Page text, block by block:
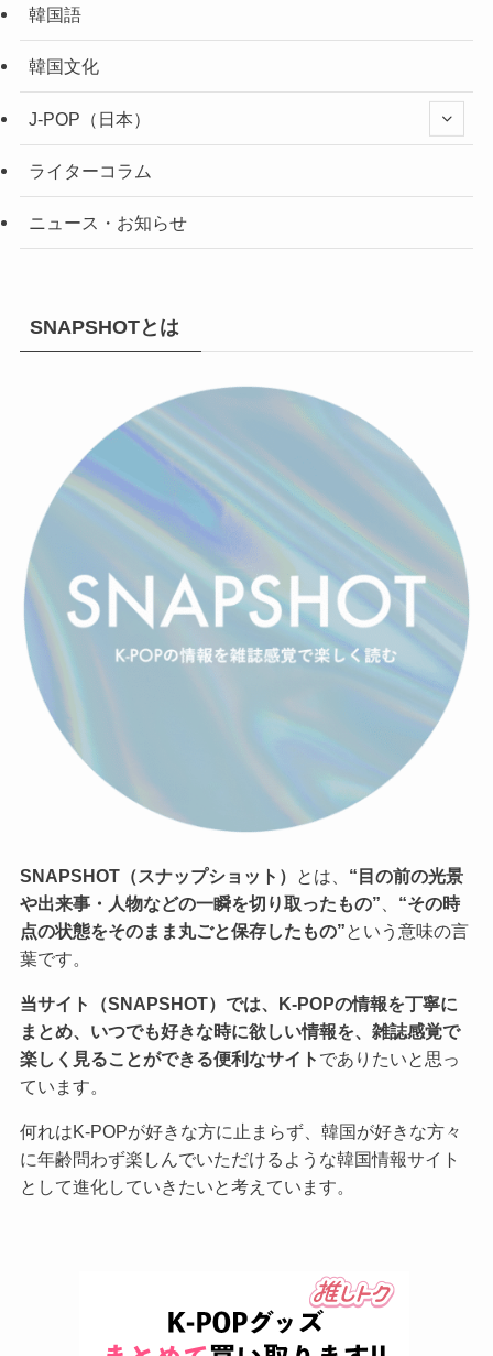
韓国語
韓国文化
J-POP（日本）
ライターコラム
ニュース・お知らせ
SNAPSHOTとは
SNAPSHOT（スナップショット） とは、 “目の前の光景
や出来事・人物などの一瞬を切り取ったもの”
“その時
点の状態をそのまま丸ごと保存したもの” という意味の言
葉です。
当サイト（SNAPSHOT）では、K-POPの情報を丁寧に
まとめ、いつでも好きな時に欲しい情報を、雑誌感覚で
楽しく見ることができる便利なサイト でありたいと思っ
ています。
何れはK-POPが好きな方に止まらず、韓国が好きな方々
に年齢問わず楽しんでいただけるような韓国情報サイト
として進化していきたいと考えています。